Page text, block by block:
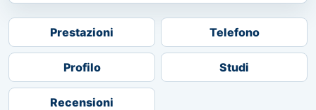
Prestazioni Telefono
Profilo Studi
Recensioni